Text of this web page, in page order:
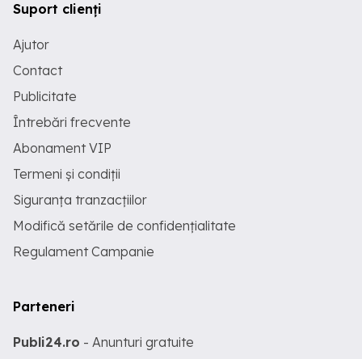
Suport clienți
Ajutor
Contact
Publicitate
Întrebări frecvente
Abonament VIP
Termeni și condiții
Siguranța tranzacțiilor
Modifică setările de confidențialitate
Regulament Campanie
Parteneri
Publi24.ro - Anunturi gratuite